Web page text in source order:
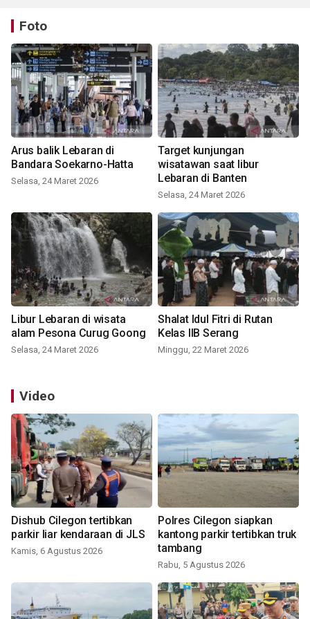
Foto
Arus balik Lebaran di
Bandara Soekarno-Hatta
Selasa, 24 Maret 2026
Target kunjungan
wisatawan saat libur
Lebaran di Banten
Selasa, 24 Maret 2026
Libur Lebaran di wisata
alam Pesona Curug Goong
Selasa, 24 Maret 2026
Shalat Idul Fitri di Rutan
Kelas IIB Serang
Minggu, 22 Maret 2026
Video
Dishub Cilegon tertibkan
parkir liar kendaraan di JLS
Kamis, 6 Agustus 2026
Polres Cilegon siapkan
kantong parkir tertibkan truk
tambang
Rabu, 5 Agustus 2026